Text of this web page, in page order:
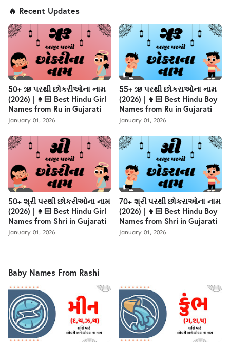
🔥 Recent Updates
50+ ઋ પરથી છોકરીઓના નામ
(2026) | 👧🏻 Best Hindu Girl
Names from Ru in Gujarati
January 01, 2026
55+ ઋ પરથી છોકરાઓના નામ
(2026) | 👦🏻 Best Hindu Boy
Names from Ru in Gujarati
January 01, 2026
50+ શ્રી પરથી છોકરીઓના નામ
(2026) | 👧🏻 Best Hindu Girl
Names from Shri in Gujarati
January 01, 2026
70+ શ્રી પરથી છોકરાઓના નામ
(2026) | 👦🏻 Best Hindu Boy
Names from Shri in Gujarati
January 01, 2026
Baby Names From Rashi